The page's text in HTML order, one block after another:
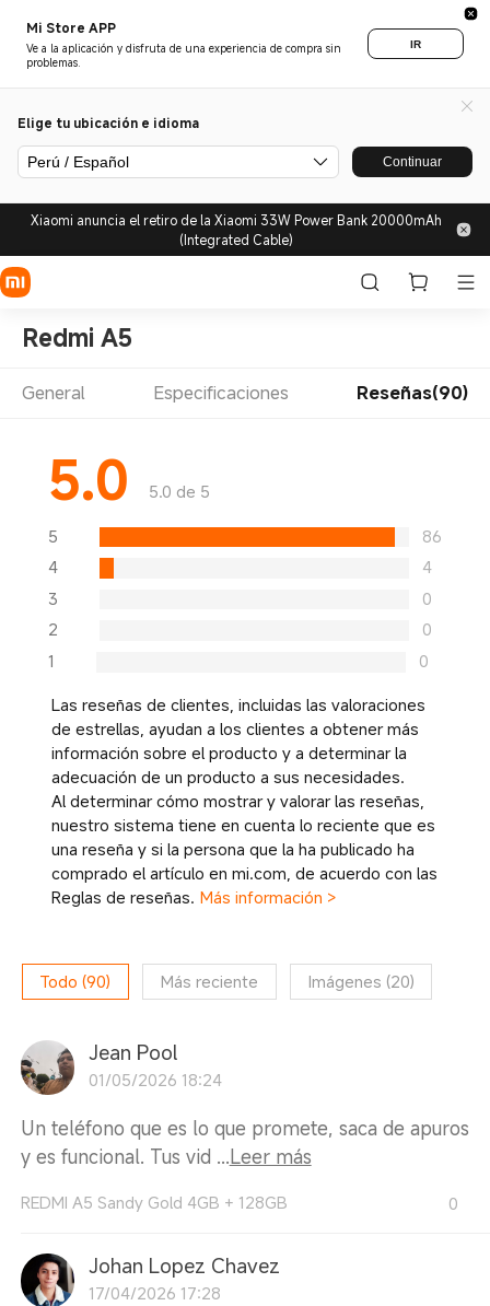
Mi Store APP
Ve a la aplicación y disfruta de una experiencia de compra sin
problemas.
IR
Elige tu ubicación e idioma
Perú / Español Continuar
Xiaomi anuncia el retiro de la Xiaomi 33W Power Bank 20000mAh
(Integrated Cable)
Redmi A5
General Especificaciones Reseñas(90)
5.0 5.0 de 5
5
86
4
4
3
0
2
0
1
0
Las reseñas de clientes, incluidas las valoraciones
de estrellas, ayudan a los clientes a obtener más
información sobre el producto y a determinar la
adecuación de un producto a sus necesidades.
Al determinar cómo mostrar y valorar las reseñas,
nuestro sistema tiene en cuenta lo reciente que es
una reseña y si la persona que la ha publicado ha
comprado el artículo en mi.com, de acuerdo con las
Reglas de reseñas. Más información >
Todo (90) Más reciente Imágenes (20)
Jean Pool
01/05/2026 18:24
Un teléfono que es lo que promete, saca de apuros
y es funcional. Tus vid ...Leer más
REDMI A5 Sandy Gold 4GB + 128GB 0
Johan Lopez Chavez
17/04/2026 17:28